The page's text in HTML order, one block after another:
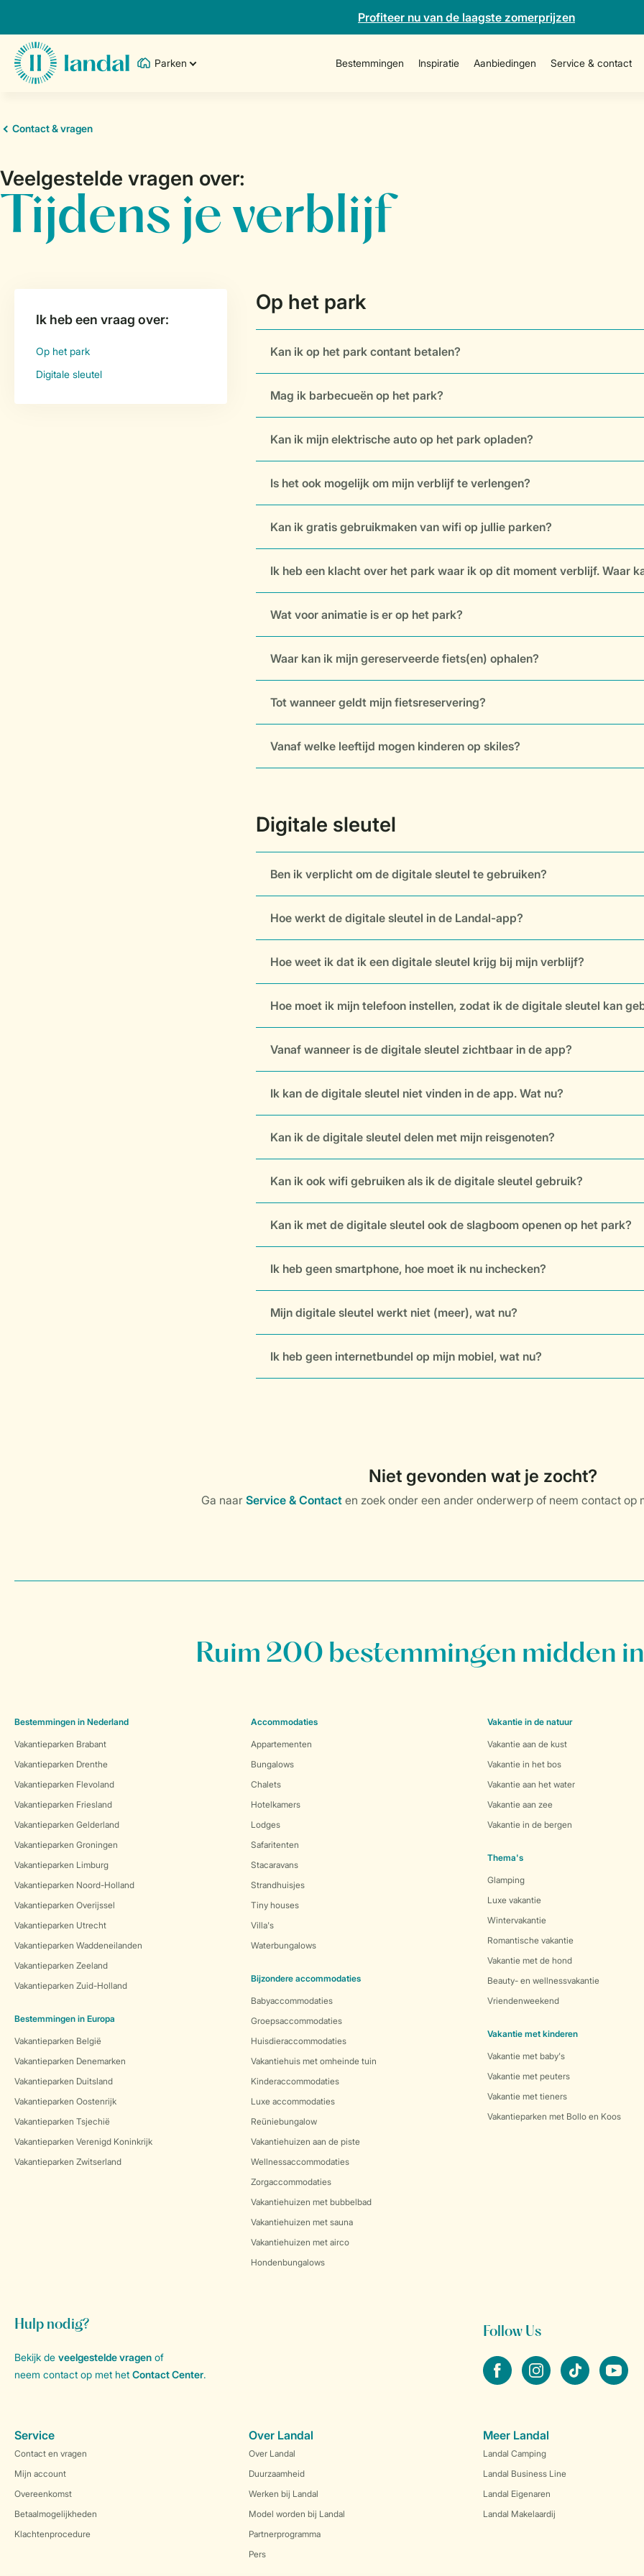
Profiteer nu van de laagste zomerprijzen
Parken Bestemmingen Inspiratie Aanbiedingen Service & contact
Kan ik op het park contant betalen?
Mag ik barbecueën op het park?
Kan ik mijn elektrische auto op het park opladen?
Is het ook mogelijk om mijn verblijf te verlengen?
Kan ik gratis gebruikmaken van wifi op jullie parken?
Ik heb een klacht over het park waar ik op dit moment verblijf. Waar
Wat voor animatie is er op het park?
Waar kan ik mijn gereserveerde fiets(en) ophalen?
Tot wanneer geldt mijn fietsreservering?
Vanaf welke leeftijd mogen kinderen op skiles?
Ben ik verplicht om de digitale sleutel te gebruiken?
Hoe werkt de digitale sleutel in de Landal-app?
Hoe weet ik dat ik een digitale sleutel krijg bij mijn verblijf?
Hoe moet ik mijn telefoon instellen, zodat ik de digitale sleutel kan
Vanaf wanneer is de digitale sleutel zichtbaar in de app?
Ik kan de digitale sleutel niet vinden in de app. Wat nu?
Kan ik de digitale sleutel delen met mijn reisgenoten?
Kan ik ook wifi gebruiken als ik de digitale sleutel gebruik?
Kan ik met de digitale sleutel ook de slagboom openen op het park?
Ik heb geen smartphone, hoe moet ik nu inchecken?
Mijn digitale sleutel werkt niet (meer), wat nu?
Ik heb geen internetbundel op mijn mobiel, wat nu?
Ruim 200 bestemmingen midden
Bestemmingen in Nederland
Vakantieparken Brabant
Vakantieparken Drenthe
Vakantieparken Flevoland
Vakantieparken Friesland
Vakantieparken Gelderland
Vakantieparken Groningen
Vakantieparken Limburg
Vakantieparken Noord-Holland
Vakantieparken Overijssel
Vakantieparken Utrecht
Vakantieparken Waddeneilanden
Vakantieparken Zeeland
Vakantieparken Zuid-Holland
Bestemmingen in Europa
Vakantieparken België
Vakantieparken Denemarken
Vakantieparken Duitsland
Vakantieparken Oostenrijk
Vakantieparken Tsjechië
Vakantieparken Verenigd Koninkrijk
Vakantieparken Zwitserland
Accommodaties
Appartementen
Bungalows
Chalets
Hotelkamers
Lodges
Safaritenten
Stacaravans
Strandhuisjes
Tiny houses
Villa's
Waterbungalows
Bijzondere accommodaties
Babyaccommodaties
Groepsaccommodaties
Huisdieraccommodaties
Vakantiehuis met omheinde tuin
Kinderaccommodaties
Luxe accommodaties
Reüniebungalow
Vakantiehuizen aan de piste
Wellnessaccommodaties
Zorgaccommodaties
Vakantiehuizen met bubbelbad
Vakantiehuizen met sauna
Vakantiehuizen met airco
Hondenbungalows
Vakantie in de natuur
Vakantie aan de kust
Vakantie in het bos
Vakantie aan het water
Vakantie aan zee
Vakantie in de bergen
Thema's
Glamping
Luxe vakantie
Wintervakantie
Romantische vakantie
Vakantie met de hond
Beauty- en wellnessvakantie
Vriendenweekend
Vakantie met kinderen
Vakantie met baby's
Vakantie met peuters
Vakantie met tieners
Vakantieparken met Bollo en Koos
Hulp nodig?
Bekijk de veelgestelde vragen of
neem contact op met het Contact Center.
Follow Us
facebookinstagramtiktok youtube
Service
Contact en vragen
Mijn account
Overeenkomst
Betaalmogelijkheden
Klachtenprocedure
Over Landal
Over Landal
Duurzaamheid
Werken bij Landal
Model worden bij Landal
Partnerprogramma
Pers
Meer Landal
Landal Camping
Landal Business Line
Landal Eigenaren
Landal Makelaardij